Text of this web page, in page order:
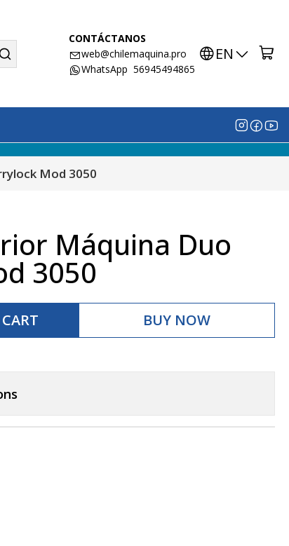
CONTÁCTANOS
web@chilemaquina.pro
WhatsApp 56945494865
EN
Mod 3050
Máquina Duo
3050
BUY NOW